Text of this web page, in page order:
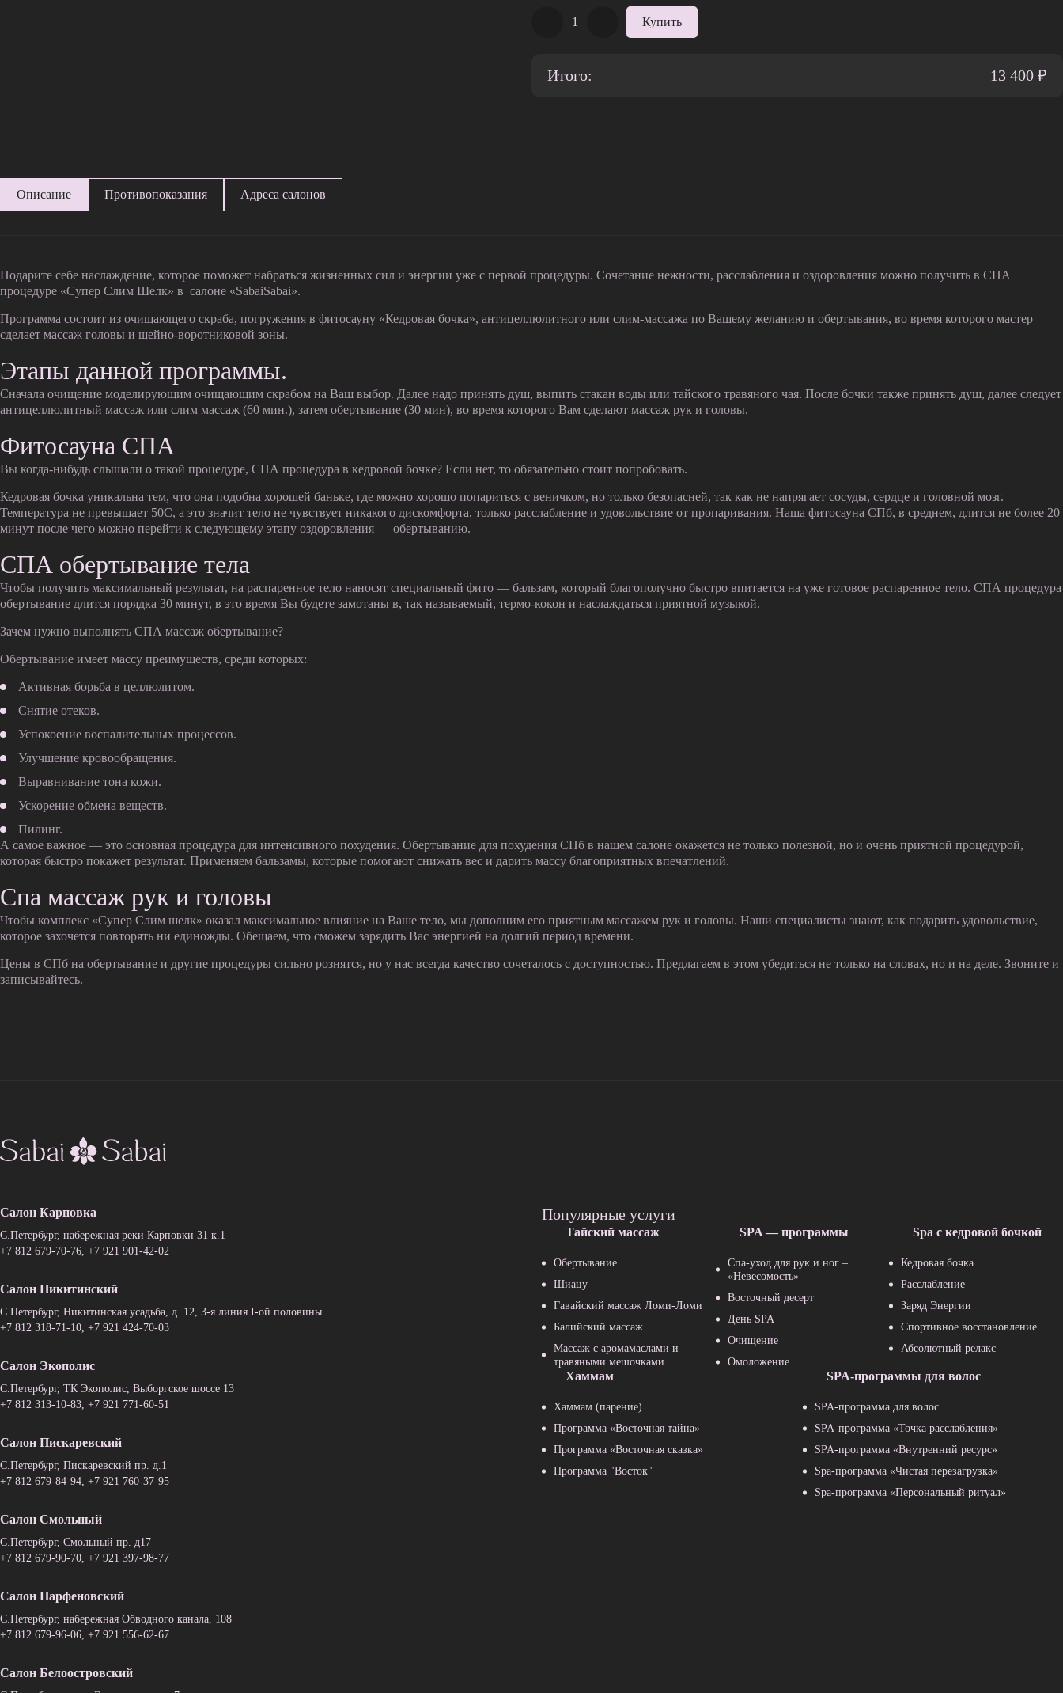
Купить
Итого: 13 400 ₽
Описание Противопоказания Адреса салонов
Подарите себе наслаждение, которое поможет набраться жизненных сил и энергии уже с первой процедуры. Сочетание нежности, расслабления и оздоровления можно получить в СПА
процедуре «Супер Слим Шелк» в салоне «SabaiSabai».
Программа состоит из очищающего скраба, погружения в фитосауну «Кедровая бочка», антицеллюлитного или слим-массажа по Вашему желанию и обертывания, во время которого мастер
сделает массаж головы и шейно-воротниковой зоны.
Этапы данной программы.
Сначала очищение моделирующим очищающим скрабом на Ваш выбор. Далее надо принять душ, выпить стакан воды или тайского травяного чая. После бочки также принять душ, далее следует
антицеллюлитный массаж или слим массаж (60 мин.), затем обертывание (30 мин), во время которого Вам сделают массаж рук и головы.
Фитосауна СПА
Вы когда-нибудь слышали о такой процедуре, СПА процедура в кедровой бочке? Если нет, то обязательно стоит попробовать.
Кедровая бочка уникальна тем, что она подобна хорошей баньке, где можно хорошо попариться с веничком, но только безопасней, так как не напрягает сосуды, сердце и головной мозг.
Температура не превышает 50С, а это значит тело не чувствует никакого дискомфорта, только расслабление и удовольствие от пропаривания. Наша фитосауна СПб, в среднем, длится не более 20
минут после чего можно перейти к следующему этапу оздоровления — обертыванию.
СПА обертывание тела
Чтобы получить максимальный результат, на распаренное тело наносят специальный фито — бальзам, который благополучно быстро впитается на уже готовое распаренное тело. СПА процедура
обертывание длится порядка 30 минут, в это время Вы будете замотаны в, так называемый, термо-кокон и наслаждаться приятной музыкой.
Зачем нужно выполнять СПА массаж обертывание?
Обертывание имеет массу преимуществ, среди которых:
Активная борьба в целлюлитом.
Снятие отеков.
Успокоение воспалительных процессов.
Улучшение кровообращения.
Выравнивание тона кожи.
Ускорение обмена веществ.
Пилинг.
А самое важное — это основная процедура для интенсивного похудения. Обертывание для похудения СПб в нашем салоне окажется не только полезной, но и очень приятной процедурой,
которая быстро покажет результат. Применяем бальзамы, которые помогают снижать вес и дарить массу благоприятных впечатлений.
Спа массаж рук и головы
Чтобы комплекс «Супер Слим шелк» оказал максимальное влияние на Ваше тело, мы дополним его приятным массажем рук и головы. Наши специалисты знают, как подарить удовольствие,
которое захочется повторять ни единожды. Обещаем, что сможем зарядить Вас энергией на долгий период времени.
Цены в СПб на обертывание и другие процедуры сильно рознятся, но у нас всегда качество сочеталось с доступностью. Предлагаем в этом убедиться не только на словах, но и на деле. Звоните и
записывайтесь.
Салон Карповка
C.Петербург, набережная реки Карповки 31 к.1
+7 812 679-70-76, +7 921 901-42-02
Салон Никитинский
C.Петербург, Никитинская усадьба, д. 12, 3-я линия I-ой половины
+7 812 318-71-10, +7 921 424-70-03
Салон Экополис
C.Петербург, ТК Экополис, Выборгское шоссе 13
+7 812 313-10-83, +7 921 771-60-51
Салон Пискаревский
C.Петербург, Пискаревский пр. д.1
+7 812 679-84-94, +7 921 760-37-95
Салон Смольный
C.Петербург, Смольный пр. д17
+7 812 679-90-70, +7 921 397-98-77
Салон Парфеновский
C.Петербург, набережная Обводного канала, 108
+7 812 679-96-06, +7 921 556-62-67
Салон Белоостровский
Популярные услуги
Тайский массаж
Обертывание
Шиацу
Гавайский массаж Ломи-Ломи
Балийский массаж
Массаж с аромамаслами и
травяными мешочками
SPA — программы
Спа-уход для рук и ног –
«Невесомость»
Восточный десерт
День SPA
Очищение
Омоложение
Spa с кедровой бочкой
Кедровая бочка
Расслабление
Заряд Энергии
Спортивное восстановление
Абсолютный релакс
Хаммам
Хаммам (парение)
Программа «Восточная тайна»
Программа «Восточная сказка»
Программа "Восток"
SPA-программы для волос
SPA-программа для волос
SPA-программа «Точка расслабления»
SPA-программа «Внутренний ресурс»
Spa-программа «Чистая перезагрузка»
Spa-программа «Персональный ритуал»